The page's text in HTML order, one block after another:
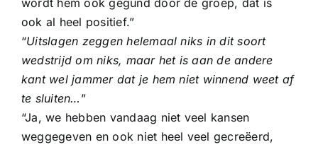
wordt hem ook gegund door de groep, dat is
ook al heel positief.”
“Uitslagen zeggen helemaal niks in dit soort
wedstrijd om niks, maar het is aan de andere
kant wel jammer dat je hem niet winnend weet af
te sluiten… ”
“Ja, we hebben vandaag niet veel kansen
weggegeven en ook niet heel veel gecreëerd,